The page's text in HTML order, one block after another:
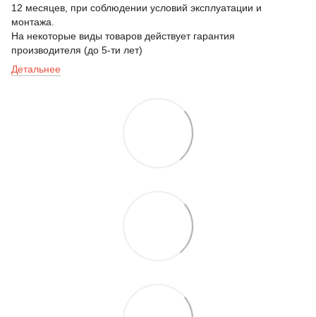
12 месяцев, при соблюдении условий эксплуатации и
монтажа.
На некоторые виды товаров действует гарантия
производителя (до 5-ти лет)
Детальнее